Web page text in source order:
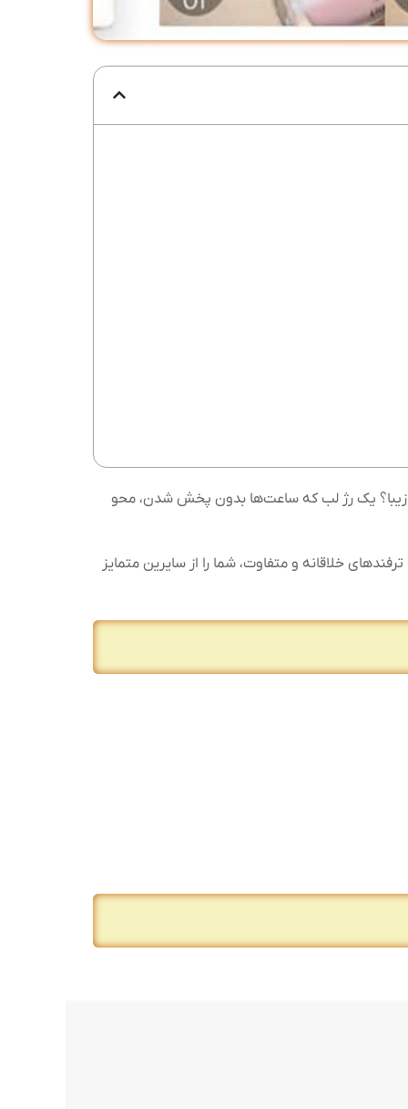
زیبا؟ یک رژ لب که ساعت‌ها بدون پخش شدن، محو
خلاقانه و متفاوت، شما را از سایرین متمایز